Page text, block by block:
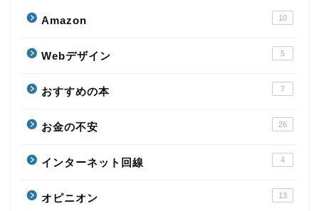
Amazon 10
Webデザイン 5
おすすめの本 7
お金の不安 26
インターネット回線 4
オピニオン 13